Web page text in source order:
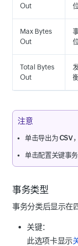
Out
Max Bytes
Out
Total Bytes
Out
注意
单击导出为 CSV
单击配置关键事务
事务类型
事务分类后显示在
关键：
此选项卡显示